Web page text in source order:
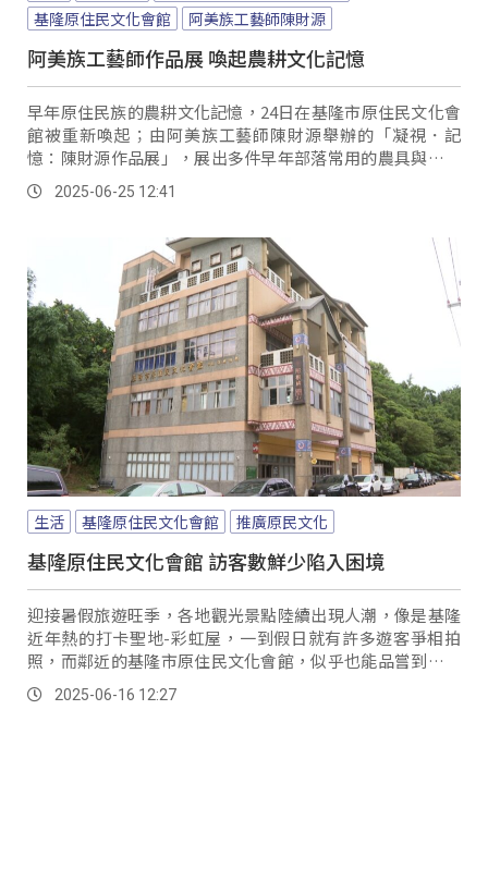
基隆原住民文化會館
阿美族工藝師陳財源
阿美族工藝師作品展 喚起農耕文化記憶
早年原住民族的農耕文化記憶，24日在基隆市原住民文化會
館被重新喚起；由阿美族工藝師陳財源舉辦的「凝視．記
憶：陳財源作品展」，展出多件早年部落常用的農具與生活
器物，吸引不少市民走進展場，一同感受陳財源以雙手編織
的原住民農耕智慧。
2025-06-25 12:41
生活 基隆原住民文化會館 推廣原民文化
基隆原住民文化會館 訪客數鮮少陷入困境
迎接暑假旅遊旺季，各地觀光景點陸續出現人潮，像是基隆
近年熱的打卡聖地-彩虹屋，一到假日就有許多遊客爭相拍
照，而鄰近的基隆市原住民文化會館，似乎也能品嘗到經濟
紅利的甜頭。
2025-06-16 12:27